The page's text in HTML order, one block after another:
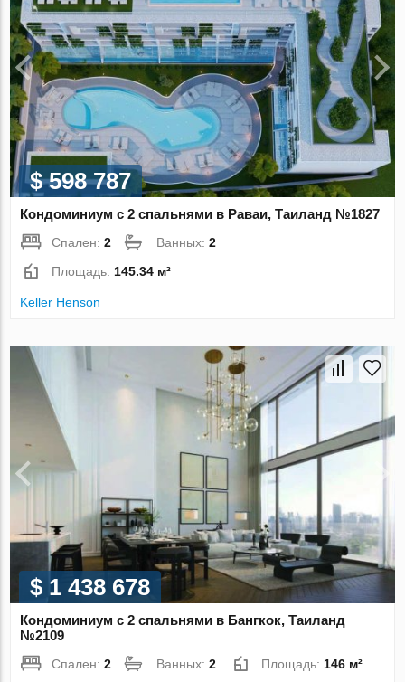
$ 598 787
Кондоминиум с 2 спальнями в Раваи, Таиланд №1827
Спален:2 Ванных:2
Площадь: 145.34 м²
Keller Henson
$ 1 438 678
Кондоминиум с 2 спальнями в Бангкок, Таиланд
№2109
Спален:2 Ванных:2 Площадь: 146 м²